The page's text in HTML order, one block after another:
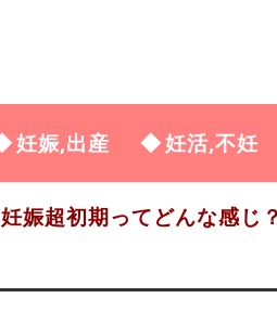
妊娠,出産 妊活,不妊
妊娠超初期ってどんな感